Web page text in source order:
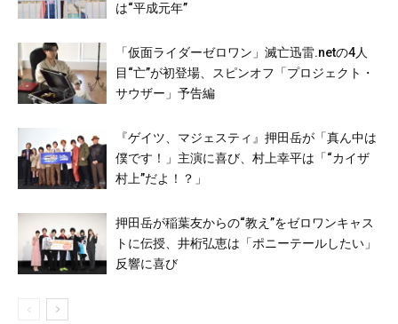
は“平成元年”
「仮面ライダーゼロワン」滅亡迅雷.netの4人
目“亡”が初登場、スピンオフ「プロジェクト・
サウザー」予告編
『ゲイツ、マジェスティ』押田岳が「真ん中は
僕です！」主演に喜び、村上幸平は「“カイザ
村上”だよ！？」
押田岳が稲葉友からの“教え”をゼロワンキャス
トに伝授、井桁弘恵は「ポニーテールしたい」
反響に喜び